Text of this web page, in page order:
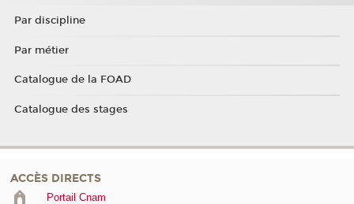
Par discipline
Par métier
Catalogue de la FOAD
Catalogue des stages
ACCÈS DIRECTS
Portail Cnam